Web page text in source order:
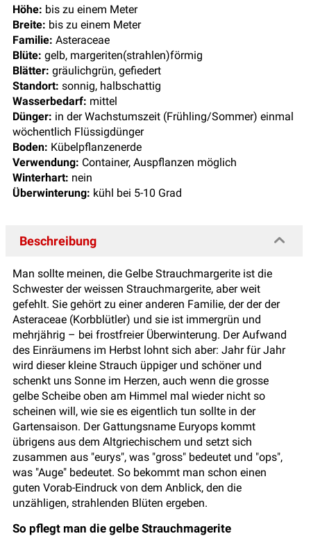
Höhe: bis zu einem Meter
Breite: bis zu einem Meter
Familie: Asteraceae
Blüte: gelb, margeriten(strahlen)förmig
Blätter: gräulichgrün, gefiedert
Standort: sonnig, halbschattig
Wasserbedarf: mittel
Dünger: in der Wachstumszeit (Frühling/Sommer) einmal
wöchentlich Flüssigdünger
Boden: Kübelpflanzenerde
Verwendung: Container, Auspflanzen möglich
Winterhart: nein
Überwinterung: kühl bei 5-10 Grad
Beschreibung
Man sollte meinen, die Gelbe Strauchmargerite ist die
Schwester der weissen Strauchmargerite, aber weit
gefehlt. Sie gehört zu einer anderen Familie, der der der
Asteraceae (Korbblütler) und sie ist immergrün und
mehrjährig – bei frostfreier Überwinterung. Der Aufwand
des Einräumens im Herbst lohnt sich aber: Jahr für Jahr
wird dieser kleine Strauch üppiger und schöner und
schenkt uns Sonne im Herzen, auch wenn die grosse
gelbe Scheibe oben am Himmel mal wieder nicht so
scheinen will, wie sie es eigentlich tun sollte in der
Gartensaison. Der Gattungsname Euryops kommt
übrigens aus dem Altgriechischem und setzt sich
zusammen aus "eurys", was "gross" bedeutet und "ops",
was "Auge" bedeutet. So bekommt man schon einen
guten Vorab-Eindruck von dem Anblick, den die
unzähligen, strahlenden Blüten ergeben.
So pflegt man die gelbe Strauchmagerite